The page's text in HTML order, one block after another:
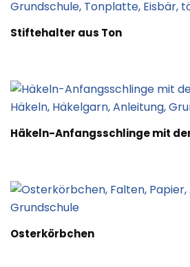
Stiftehalter aus Ton
Häkeln-Anfangsschlinge mit
Osterkörbchen